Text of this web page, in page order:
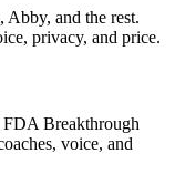
and the rest.
privacy, and price.
FDA Breakthrough
voice, and